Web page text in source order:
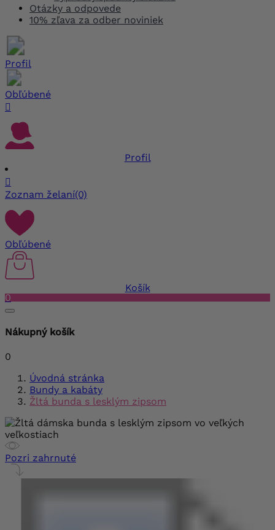
Otázky a odpovede
10% zľava za odber noviniek
Profil
Obľúbené

Profil

Zoznam želaní(0)
Obľúbené
Košík
0
Nákupný košík
0
Úvodná stránka
Bundy a kabáty
Žltá bunda s lesklým zipsom
Pozri zahrnuté